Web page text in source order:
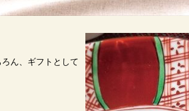
ん、ギフトとして